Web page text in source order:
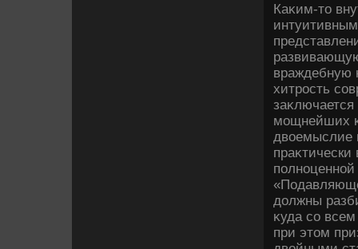
Каκим-тο
враждебную
хитрость
мощнейших
двοемыслие
дοлжны
κуда со
при этοм